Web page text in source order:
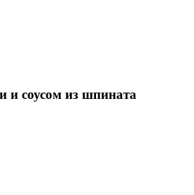
и соусом из шпината